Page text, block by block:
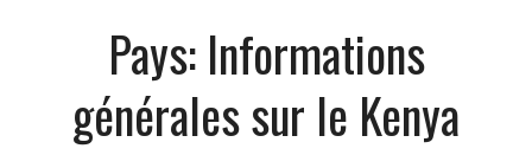
Pays: Informations
générales sur le Kenya